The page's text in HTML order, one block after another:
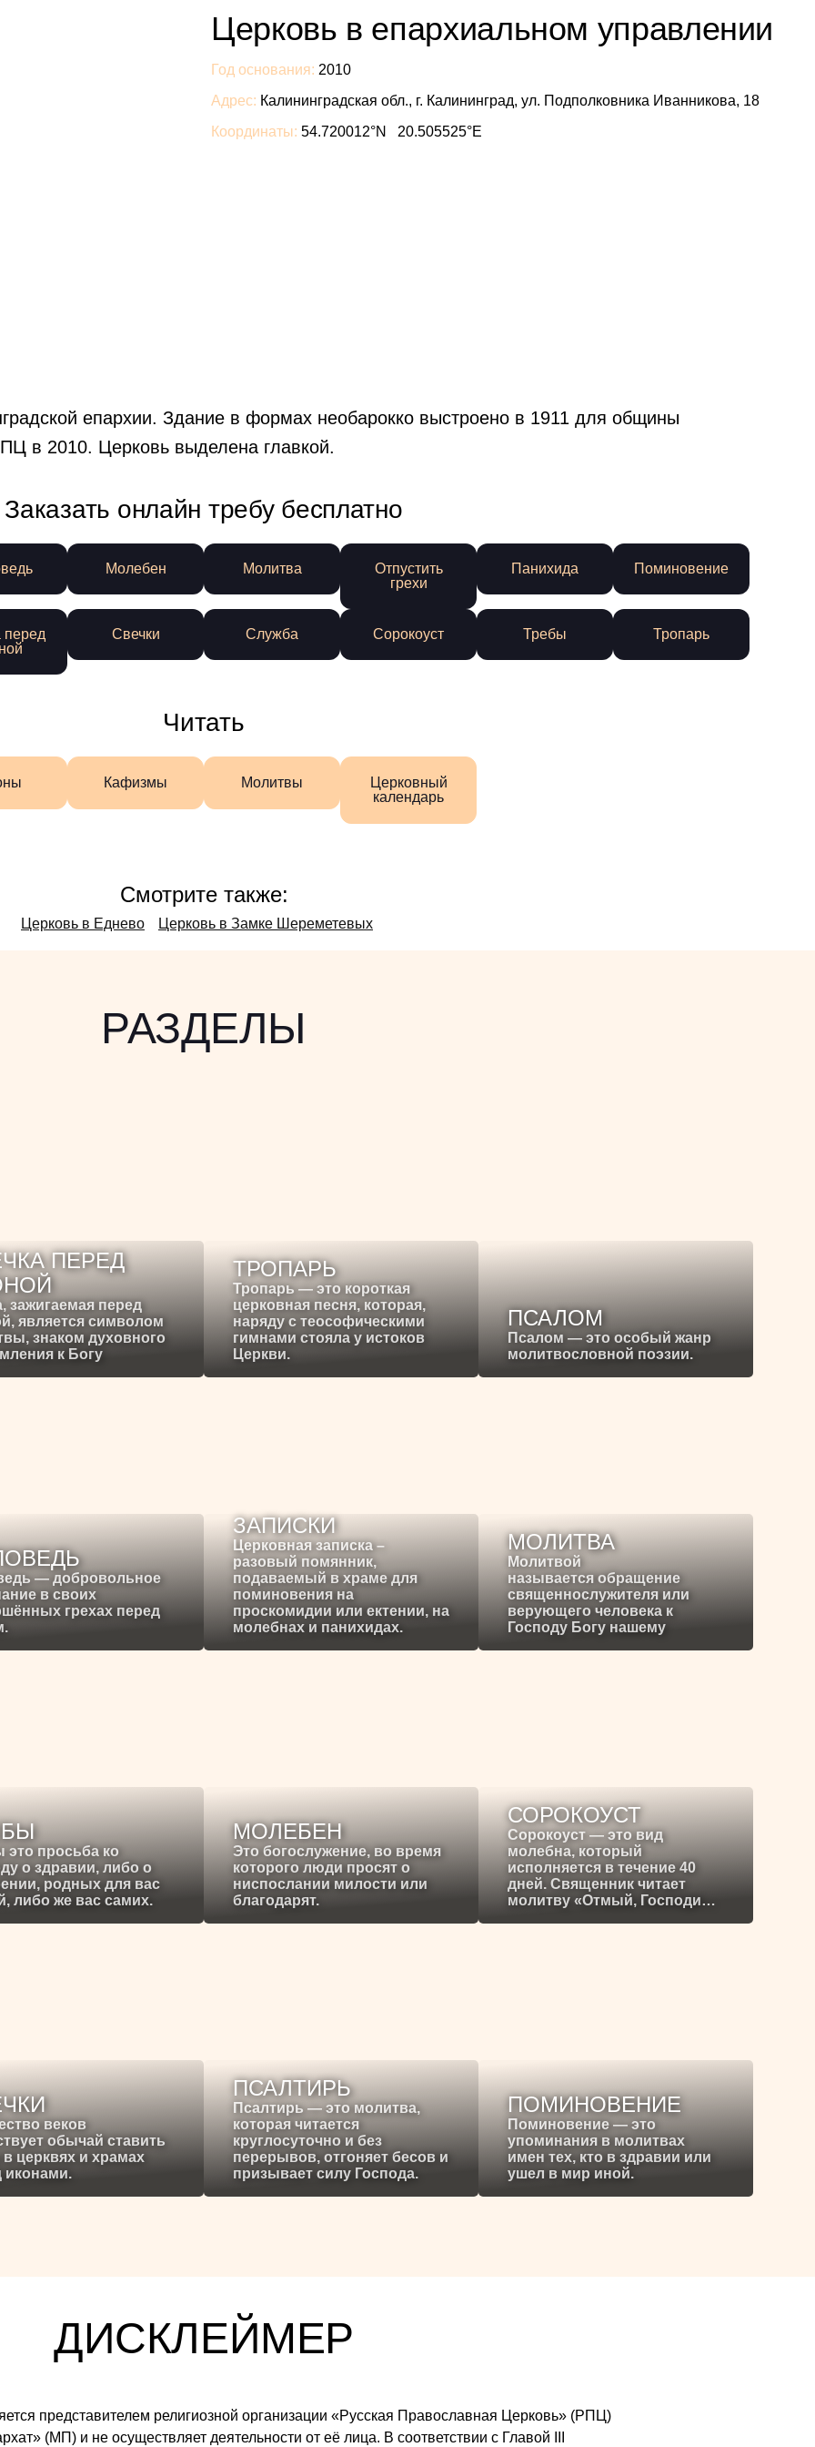
Церковь в епархиальном управлении
Год основания: 2010
Адрес: Калининградская обл., г. Калининград, ул. Подполковника Иванникова, 18
Координаты: 54.720012°N 20.505525°E
епархии. Здание в формах необарокко выстроено в 1911 для общины
в 2010. Церковь выделена главкой.
Заказать онлайн требу бесплатно
Молебен Молитва
Отпустить
грехи
Панихида Поминовение
перед
Свечки Служба Сорокоуст Требы Тропарь
Читать
Кафизмы Молитвы
Церковный
календарь
Смотрите также:
Церковь в Еднево Церковь в Замке Шереметевых
РАЗДЕЛЫ
ПЕРЕД
зажигаемая перед
является символом
знаком духовного
к Богу
ТРОПАРЬ
Тропарь — это короткая
церковная песня, которая,
наряду с теософическими
гимнами стояла у истоков
Церкви.
ПСАЛОМ
Псалом — это особый жанр
молитвословной поэзии.
— добровольное
в своих
грехах перед
ЗАПИСКИ
Церковная записка –
разовый помянник,
подаваемый в храме для
поминовения на
проскомидии или ектении, на
молебнах и панихидах.
МОЛИТВА
Молитвой
называется обращение
священнослужителя или
верующего человека к
Господу Богу нашему
это просьба ко
о здравии, либо о
родных для вас
либо же вас самих.
МОЛЕБЕН
Это богослужение, во время
которого люди просят о
ниспослании милости или
благодарят.
СОРОКОУСТ
Сорокоуст — это вид
молебна, который
исполняется в течение 40
дней. Священник читает
молитву «Отмый, Господи…
веков
обычай ставить
в церквях и храмах
иконами.
ПСАЛТИРЬ
Псалтирь — это молитва,
которая читается
круглосуточно и без
перерывов, отгоняет бесов и
призывает силу Господа.
ПОМИНОВЕНИЕ
Поминовение — это
упоминания в молитвах
имен тех, кто в здравии или
ушел в мир иной.
ДИСКЛЕЙМЕР
представителем религиозной организации «Русская Православная Церковь» (РПЦ)
(МП) и не осуществляет деятельности от её лица. В соответствии с Главой III